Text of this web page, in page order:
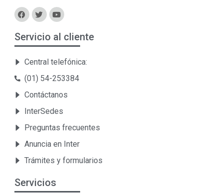
Servicio al cliente
Central telefónica:
(01) 54-253384
Contáctanos
InterSedes
Preguntas frecuentes
Anuncia en Inter
Trámites y formularios
Servicios